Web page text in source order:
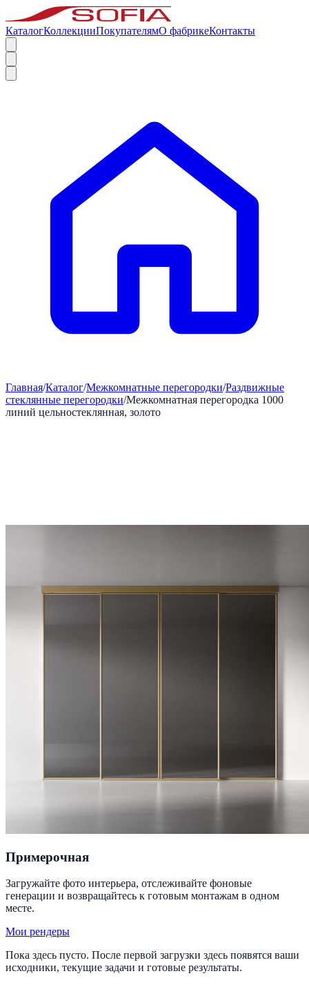
КаталогКоллекцииПокупателямО фабрикеКонтакты
Главная/Каталог/Межкомнатные перегородки/Раздвижные
стеклянные перегородки/Межкомнатная перегородка 1000
линий цельностеклянная, золото
Примерочная
Загружайте фото интерьера, отслеживайте фоновые
генерации и возвращайтесь к готовым монтажам в одном
месте.
Мои рендеры
Пока здесь пусто. После первой загрузки здесь появятся ваши
исходники, текущие задачи и готовые результаты.